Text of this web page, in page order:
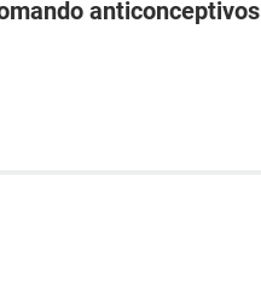
anticonceptivos